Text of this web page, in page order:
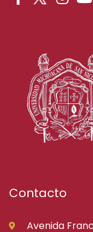
Contacto
Avenida